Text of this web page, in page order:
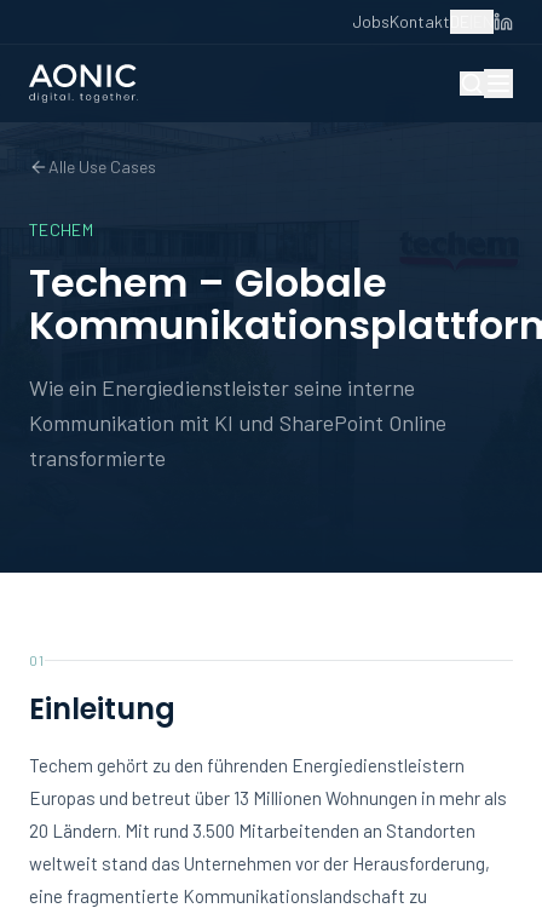
JobsKontakt
Alle Use Cases
TECHEM
Techem – Globale
Wie ein Energiedienstleister seine interne
Kommunikation mit KI und SharePoint Online
transformierte
01
Einleitung
Techem gehört zu den führenden Energiedienstleistern
Europas und betreut über 13 Millionen Wohnungen in mehr als
20 Ländern. Mit rund 3.500 Mitarbeitenden an Standorten
weltweit stand das Unternehmen vor der Herausforderung,
eine fragmentierte Kommunikationslandschaft zu